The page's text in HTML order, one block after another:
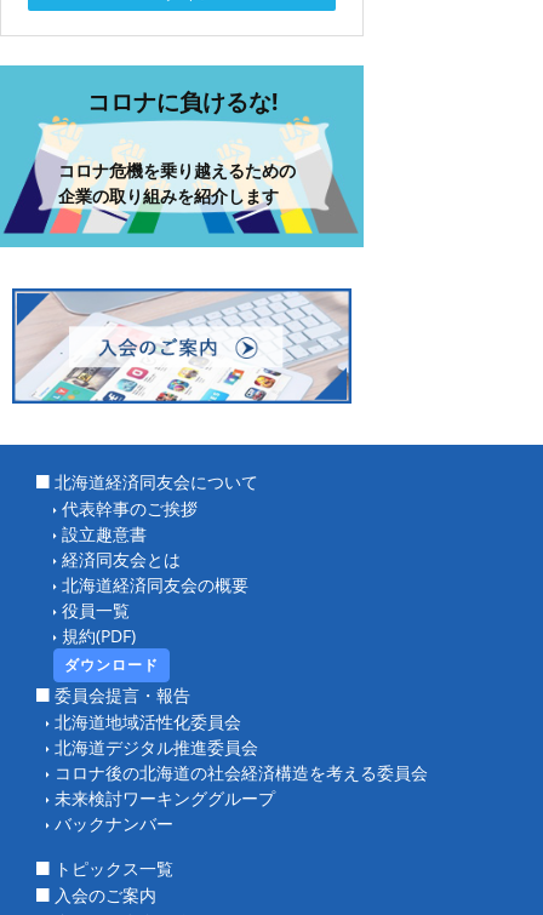
コロナに負けるな!
コロナ危機を乗り越えるための
企業の取り組みを紹介します
北海道経済同友会について
代表幹事のご挨拶
設立趣意書
経済同友会とは
北海道経済同友会の概要
役員一覧
規約(PDF)
ダウンロード
委員会提言・報告
北海道地域活性化委員会
北海道デジタル推進委員会
コロナ後の北海道の社会経済構造を考える委員会
未来検討ワーキンググループ
バックナンバー
トピックス一覧
入会のご案内